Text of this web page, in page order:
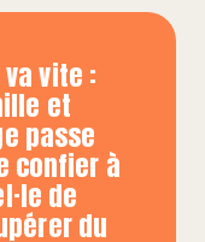
vite :
et
passe
confier à
de
du